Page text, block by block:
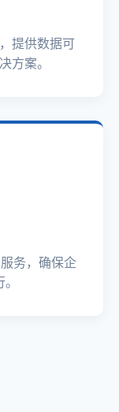
提供数据可
方案。
务，确保企